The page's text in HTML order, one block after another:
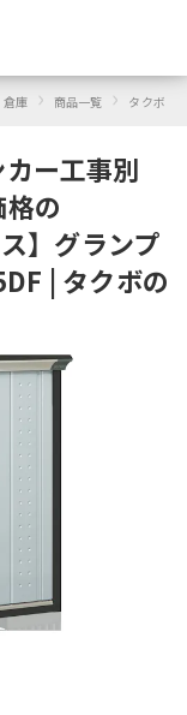
倉庫 › 商品一覧 › タクボ
ー工事別
の
】グランプ
| タクボの